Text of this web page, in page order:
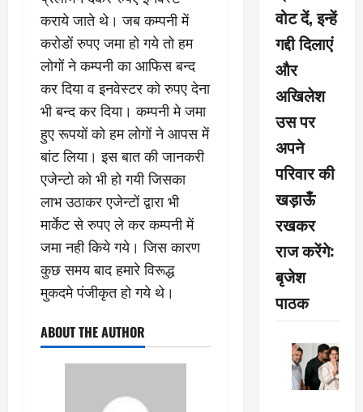
कराये जाते थे। जब कम्पनी में
करोडों रुपए जमा हो गये तो हम
लोगों ने कम्पनी का आफिस बन्द
कर दिया व इनवेस्टर को रुपए देना
भी बन्द कर दिया। कम्पनी मे जमा
हुए रूपयों को हम लोगों ने आपस में
बांट लिया। इस बात की जानकरी
एजेन्टो को भी हो गयी जिसका
लाभ उठाकर एजेन्टों द्वारा भी
मार्केट से रुपए ले कर कम्पनी में
जमा नही किये गये। जिस कारण
कुछ समय बाद हमारे विरूद्ध
मुकदमे पंजीकृत हो गये थे।
ABOUT THE AUTHOR
वोट दें, इन्हें
गद्दी दिलाएं
और
अखिलेश
उस पर
अपने
परिवार की
खड़ाऊँ
रखकर
राज करेंगे:
बृजेश
पाठक